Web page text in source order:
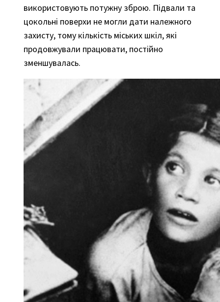
використовують потужну зброю. Підвали та
цокольні поверхи не могли дати належного
захисту, тому кількість міських шкіл, які
продовжували працювати, постійно
зменшувалась.